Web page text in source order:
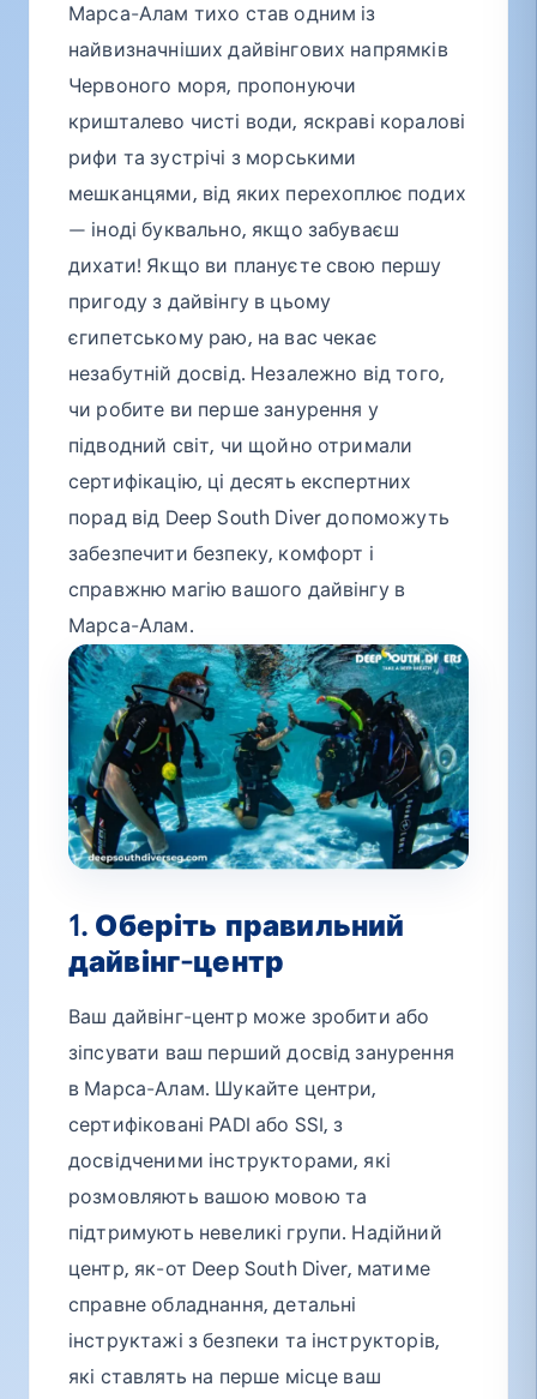
Марса-Алам тихо став одним із
найвизначніших дайвінгових напрямків
Червоного моря, пропонуючи
кришталево чисті води, яскраві коралові
рифи та зустрічі з морськими
мешканцями, від яких перехоплює подих
— іноді буквально, якщо забуваєш
дихати! Якщо ви плануєте свою першу
пригоду з дайвінгу в цьому
єгипетському раю, на вас чекає
незабутній досвід. Незалежно від того,
чи робите ви перше занурення у
підводний світ, чи щойно отримали
сертифікацію, ці десять експертних
порад від Deep South Diver допоможуть
забезпечити безпеку, комфорт і
справжню магію вашого дайвінгу в
Марса-Алам.
1. Оберіть правильний
дайвінг-центр
Ваш дайвінг-центр може зробити або
зіпсувати ваш перший досвід занурення
в Марса-Алам. Шукайте центри,
сертифіковані PADI або SSI, з
досвідченими інструкторами, які
розмовляють вашою мовою та
підтримують невеликі групи. Надійний
центр, як-от Deep South Diver, матиме
справне обладнання, детальні
інструктажі з безпеки та інструкторів,
які ставлять на перше місце ваш